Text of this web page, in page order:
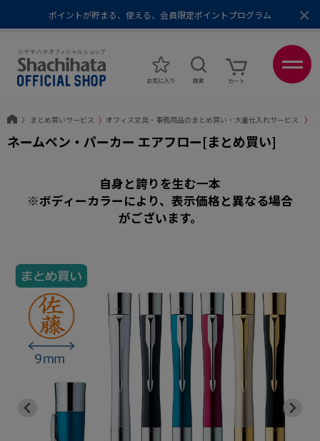
ポイントが貯まる、使える、会員限定ポイントプログラム
あなたに最適なスタンプをシヤチハタがレコメンド
〉 まとめ買いサービス 〉 オフィス文具・事務用品のまとめ買い・大量仕入れサービス 〉
ネームペン・パーカー エアフロー[まとめ買い]
×
自身と誇りを生む一本
※ボディーカラーにより、表示価格と異なる場合
がございます。